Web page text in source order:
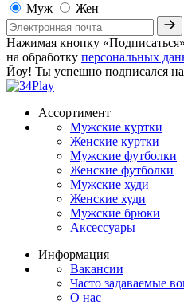
Муж
Жен
Нажимая кнопку
на обработку персональных
Йоу! Ты успешно подписался
Ассортимент
Мужские куртки
Женские куртки
Мужские футболки
Женские футболки
Мужские худи
Женские худи
Мужские брюки
Аксессуары
Информация
Вакансии
Часто задаваемые
О нас